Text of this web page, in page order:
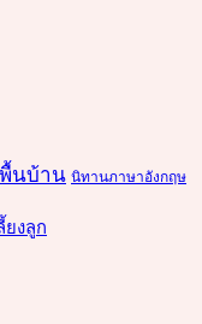
นบ้าน นิทานภาษาอังกฤษ
ยงลูก